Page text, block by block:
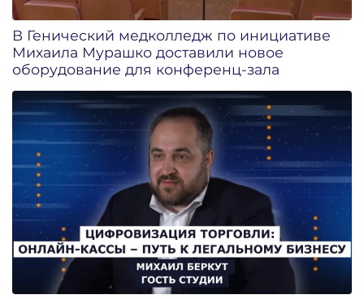
В Генический медколледж по инициативе
Михаила Мурашко доставили новое
оборудование для конференц-зала